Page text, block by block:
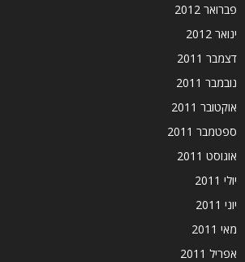
פברואר 2012
ינואר 2012
דצמבר 2011
נובמבר 2011
אוקטובר 2011
ספטמבר 2011
אוגוסט 2011
יולי 2011
יוני 2011
מאי 2011
אפריל 2011